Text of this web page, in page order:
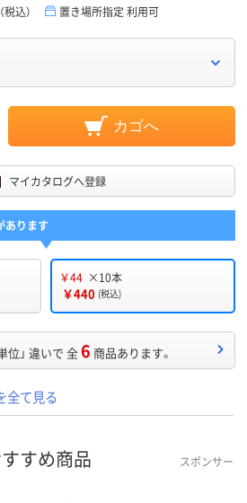
（税込） 置き場所指定 利用可
カゴへ
マイカタログへ登録
あります
￥44 ×10本
￥440 (税込)
位」 違いで 全6 商品あります。
全て見る
すめ商品 スポンサー